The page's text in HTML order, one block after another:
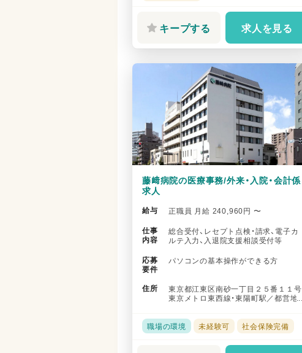
キープする 求人を見る
藤﨑病院の医療事務/外来・入院・会計係
求人
給与
正職員 月給 240,960円 〜
仕事
内容
総合受付、レセプト点検・請求、電子カ
ルテ入力、入退院支援相談受付等
応募
要件
パソコンの基本操作ができる方
住所
東京都江東区南砂一丁目２５番１１号
東京メトロ東西線・東陽町駅／都営地
職場の環境
未経験可 社会保険完備